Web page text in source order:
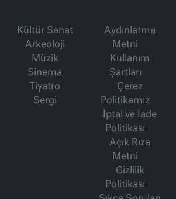
Kültür Sanat
Arkeoloji
Müzik
Sinema
Tiyatro
Sergi
Aydınlatma
Metni
Kullanım
Şartları
Çerez
Politikamız
İptal ve İade
Politikası
Açık Rıza
Metni
Gizlilik
Politikası